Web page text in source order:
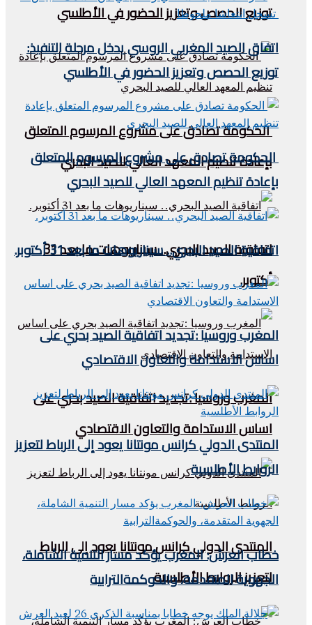
توزيع الحصص وتعزيز الحضور في الأطلسي
الحكومة تصادق على مشروع المرسوم المتعلق
بإعادة تنظيم المعهد العالي للصيد البحري
اتفاقية الصيد البحري.. سيناريوهات ما بعد 31
أكتوبر.
المغرب وروسيا :تجديد اتفاقية الصيد بحري على
اساس الاستدامة والتعاون الاقتصادي
المنتدى الدولي كرانس مونتانا يعود إلى الرباط
لتعزيز الروابط الأطلسية
اتفاق الصيد المغربي الروسي يدخل مرحلة التنفيذ:
توزيع الحصص وتعزيز الحضور في الأطلسي
الحكومة تصادق على مشروع المرسوم المتعلق
بإعادة تنظيم المعهد العالي للصيد البحري
اتفاقية الصيد البحري.. سيناريوهات ما بعد 31 أكتوبر.
المغرب وروسيا :تجديد اتفاقية الصيد بحري على
اساس الاستدامة والتعاون الاقتصادي
المنتدى الدولي كرانس مونتانا يعود إلى الرباط لتعزيز
الروابط الأطلسية
خطاب العرش: المغرب يؤكد مسار التنمية الشاملة،
الجهوية المتقدمة، والحوكمةالترابية